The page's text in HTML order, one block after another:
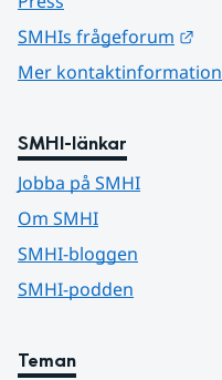
SMHIs frågeforum
Mer kontaktinformation
SMHI-länkar
Jobba på SMHI
Om SMHI
SMHI-bloggen
SMHI-podden
Teman